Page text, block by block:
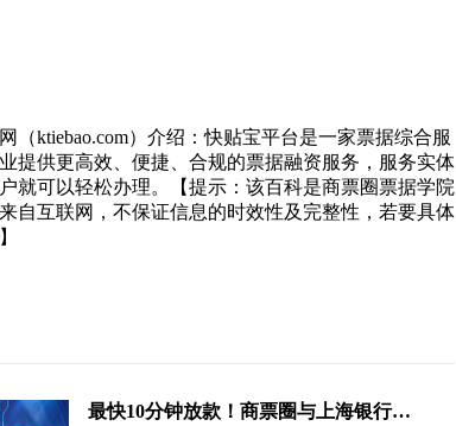
ktiebao.com）介绍：快贴宝平台是一家票据综合服
提供更高效、便捷、合规的票据融资服务，服务实体
就可以轻松办理。【提示：该百科是商票圈票据学院
自互联网，不保证信息的时效性及完整性，若要具体
最快10分钟放款！商票圈与上海银行达成战略合作